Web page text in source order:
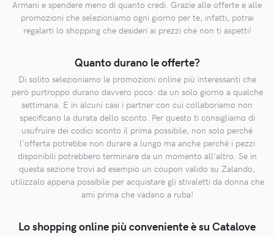
Armani e spendere meno di quanto credi. Grazie alle offerte e alle
promozioni che selezioniamo ogni giorno per te, infatti, potrai
regalarti lo shopping che desideri ai prezzi che non ti aspetti!
Quanto durano le offerte?
Di solito selezioniamo le promozioni online più interessanti che
però purtroppo durano davvero poco: da un solo giorno a qualche
settimana. E in alcuni casi i partner con cui collaboriamo non
specificano la durata dello sconto. Per questo ti consigliamo di
usufruire dei codici sconto il prima possibile, non solo perché
l'offerta potrebbe non durare a lungo ma anche perché i pezzi
disponibili potrebbero terminare da un momento all'altro. Se in
questa sezione trovi ad esempio un coupon valido su Zalando,
utilizzalo appena possibile per acquistare gli stivaletti da donna che
ami prima che vadano a ruba!
Lo shopping online più conveniente è su Catalove